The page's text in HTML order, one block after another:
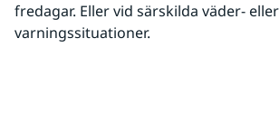
fredagar. Eller vid särskilda väder- eller
varningssituationer.